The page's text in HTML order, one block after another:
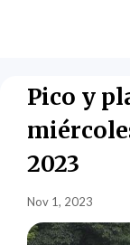
Pico y
2023
Nov 1, 2023